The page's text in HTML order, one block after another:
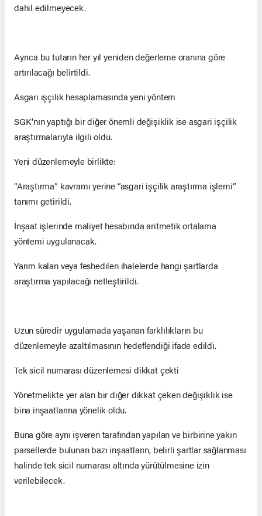
dahil edilmeyecek.
Ayrıca bu tutarın her yıl yeniden değerleme oranına göre
artırılacağı belirtildi.
Asgari işçilik hesaplamasında yeni yöntem
SGK’nın yaptığı bir diğer önemli değişiklik ise asgari işçilik
araştırmalarıyla ilgili oldu.
Yeni düzenlemeyle birlikte:
“Araştırma” kavramı yerine “asgari işçilik araştırma işlemi”
tanımı getirildi.
İnşaat işlerinde maliyet hesabında aritmetik ortalama
yöntemi uygulanacak.
Yarım kalan veya feshedilen ihalelerde hangi şartlarda
araştırma yapılacağı netleştirildi.
Uzun süredir uygulamada yaşanan farklılıkların bu
düzenlemeyle azaltılmasının hedeflendiği ifade edildi.
Tek sicil numarası düzenlemesi dikkat çekti
Yönetmelikte yer alan bir diğer dikkat çeken değişiklik ise
bina inşaatlarına yönelik oldu.
Buna göre aynı işveren tarafından yapılan ve birbirine yakın
parsellerde bulunan bazı inşaatların, belirli şartlar sağlanması
halinde tek sicil numarası altında yürütülmesine izin
verilebilecek.